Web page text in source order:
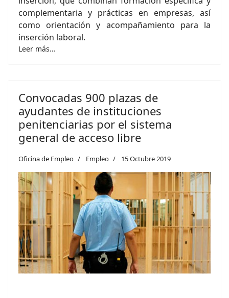
complementaria y prácticas en empresas, así
como orientación y acompañamiento para la
inserción laboral.
Leer más…
Convocadas 900 plazas de
ayudantes de instituciones
penitenciarias por el sistema
general de acceso libre
Oficina de Empleo Empleo 15 Octubre 2019